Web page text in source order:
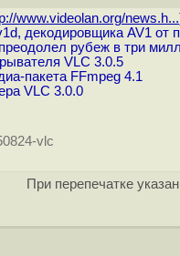
www.videolan.org/news.h...
декодировщика AV1 от
рубеж в три
VLC 3.0.5
пакета FFmpeg 4.1
VLC 3.0.0
vlc
При перепечатке